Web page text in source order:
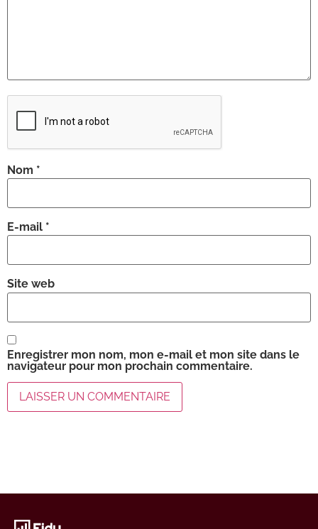
Nom *
E-mail *
Site web
Enregistrer mon nom, mon e-mail et mon site dans le
navigateur pour mon prochain commentaire.